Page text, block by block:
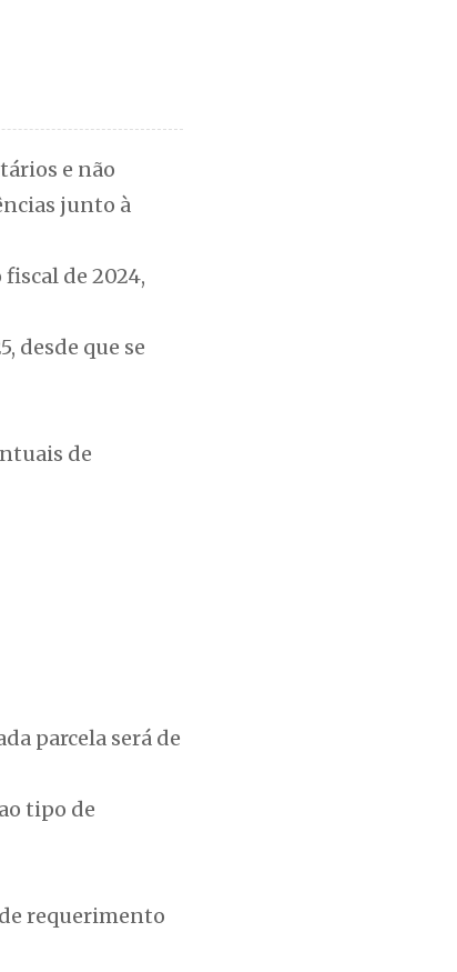
e não
junto à
de 2024,
desde que se
de
parcela será de
tipo de
requerimento